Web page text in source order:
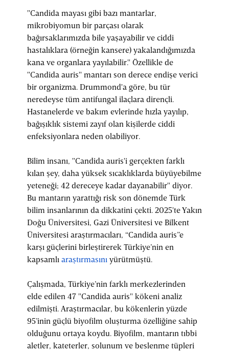
"Candida mayası gibi bazı mantarlar,
mikrobiyomun bir parçası olarak
bağırsaklarımızda bile yaşayabilir ve ciddi
hastalıklara (örneğin kansere) yakalandığımızda
kana ve organlara yayılabilir." Özellikle de
"Candida auris" mantarı son derece endişe verici
bir organizma. Drummond'a göre, bu tür
neredeyse tüm antifungal ilaçlara dirençli.
Hastanelerde ve bakım evlerinde hızla yayılıp,
bağışıklık sistemi zayıf olan kişilerde ciddi
enfeksiyonlara neden olabiliyor.
Bilim insanı, "Candida auris'i gerçekten farklı
kılan şey, daha yüksek sıcaklıklarda büyüyebilme
yeteneği; 42 dereceye kadar dayanabilir" diyor.
Bu mantarın yarattığı risk son dönemde Türk
bilim insanlarının da dikkatini çekti. 2025'te Yakın
Doğu Üniversitesi, Gazi Üniversitesi ve Bilkent
Üniversitesi araştırmacıları, “Candida auris”e
karşı güçlerini birleştirerek Türkiye’nin en
kapsamlı araştırmasını yürütmüştü.
Çalışmada, Türkiye’nin farklı merkezlerinden
elde edilen 47 "Candida auris" kökeni analiz
edilmişti. Araştırmacılar, bu kökenlerin yüzde
95’inin güçlü biyofilm oluşturma özelliğine sahip
olduğunu ortaya koydu. Biyofilm, mantarın tıbbi
aletler, kateterler, solunum ve beslenme tüpleri